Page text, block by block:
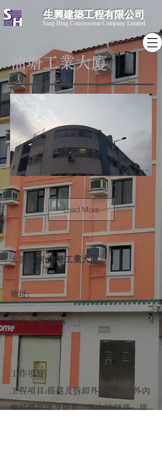
生興建築工程有限公司
​Sang Hing Construction Company Limited
大廈名稱:油塘工業大廈
地址:
完工年份:2018
​工作項目:
工程項目:搭建及拆卸外牆棚架、外內
牆結構批盪及修葺、外內牆髹漆、排
油塘工業大廈
Load More